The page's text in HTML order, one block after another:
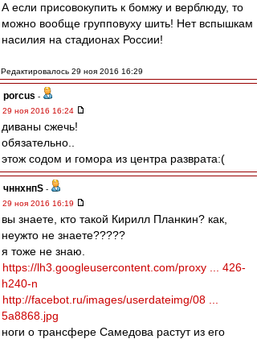
А если присовокупить к бомжу и верблюду, то
можно вообще групповуху шить! Нет вспышкам
насилия на стадионах России!
Редактировалось 29 ноя 2016 16:29
porcus -
29 ноя 2016 16:24
диваны сжечь!
обязательно..
этож содом и гомора из центра разврата:(
чннхнпS -
29 ноя 2016 16:19
вы знаете, кто такой Кирилл Планкин? как,
неужто не знаете?????
я тоже не знаю.
https://lh3.googleusercontent.com/proxy ... 426-
h240-n
http://facebot.ru/images/userdateimg/08 ...
5a8868.jpg
ноги о трансфере Самедова растут из его